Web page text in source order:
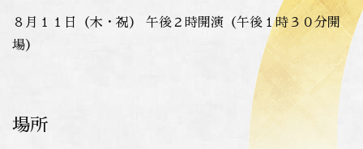
８月１１日（木・祝） 午後２時開演（午後１時３０分開
場）
場所